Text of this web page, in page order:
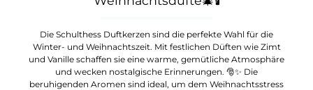
Die Schulthess Duftkerzen sind die perfekte Wahl für die
Winter- und Weihnachtszeit. Mit festlichen Düften wie Zimt
und Vanille schaffen sie eine warme, gemütliche Atmosphäre
und wecken nostalgische Erinnerungen. 🎅✨ Die
beruhigenden Aromen sind ideal, um dem Weihnachtsstress